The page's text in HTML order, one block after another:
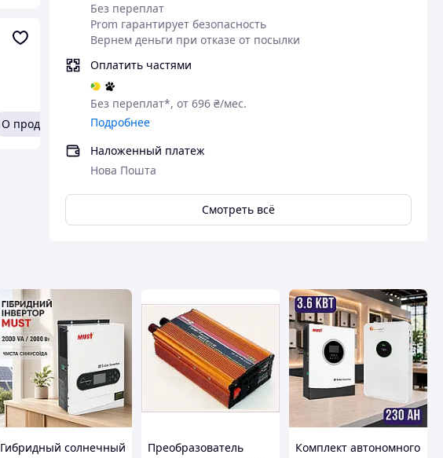
Без переплат
Prom гарантирует безопасность
Вернем деньги при отказе от посылки
Оплатить частями
Без переплат*, от 696 ₴/мес.
Подробнее
Наложенный платеж
Нова Пошта
Смотреть всё
О продавце
Гибридный солнечный
Преобразователь
Комплект автономного